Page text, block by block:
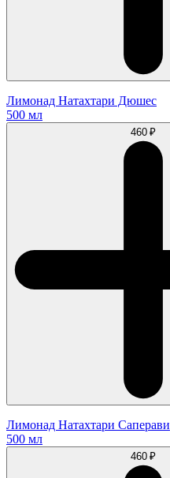
Лимонад Натахтари Дюшес
500 мл
460 ₽
Лимонад Натахтари Саперави
500 мл
460 ₽